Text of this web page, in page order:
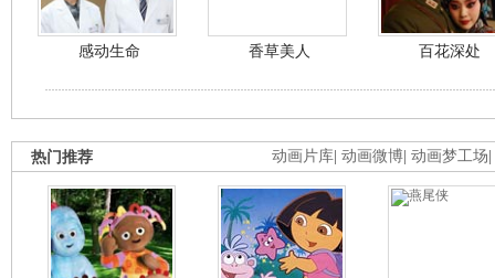
感动生命 香草美人 百花深处
动画片库 动画微博 动画梦工场
热门推荐